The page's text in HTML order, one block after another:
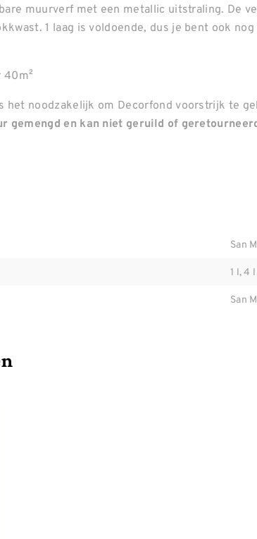
muurverf met een metallic uitstraling. De
1 laag is voldoende, dus je bent ook nog
40m²
het noodzakelijk om Decorfond voorstrijk te
gemengd en kan niet geruild of
San
1 l, 4 l
San